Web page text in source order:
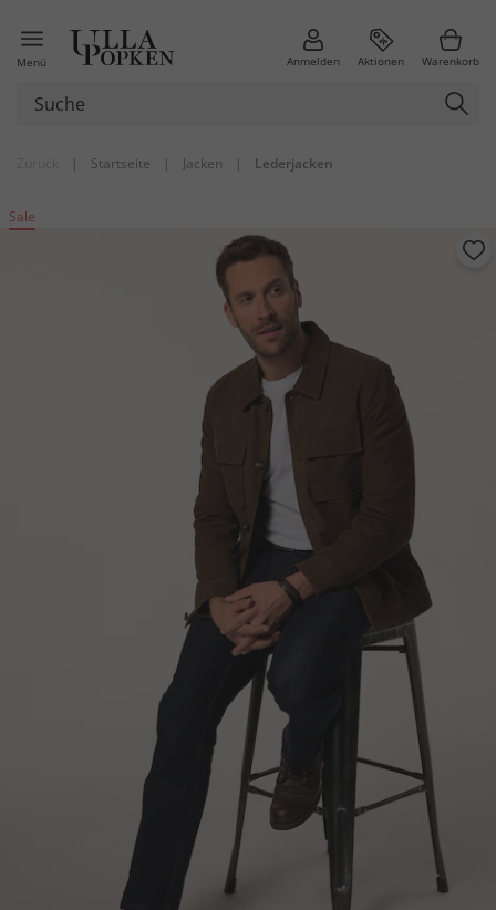
Menü Anmelden Aktionen Warenkorb
| Startseite | Jacken | Lederjacken
Sale